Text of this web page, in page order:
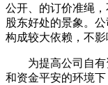
公开、的订价准绳
股东好处的景象。
构成较大依赖，不影
为提高公司自有
和资金平安的环境